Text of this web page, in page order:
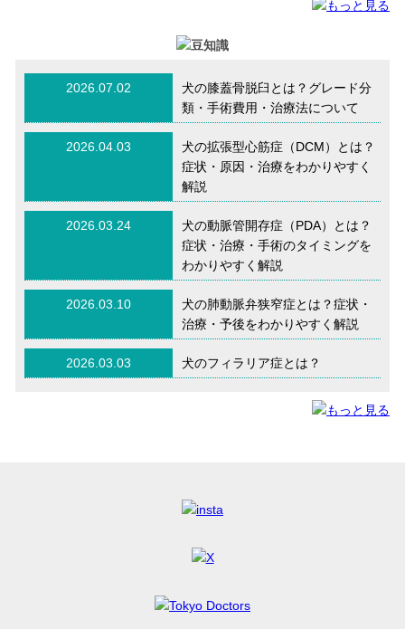
2026.07.02
犬の膝蓋骨脱臼とは？グレード分
類・手術費用・治療法について
2026.04.03
犬の拡張型心筋症（DCM）とは？
症状・原因・治療をわかりやすく
解説
2026.03.24
犬の動脈管開存症（PDA）とは？
症状・治療・手術のタイミングを
わかりやすく解説
2026.03.10
犬の肺動脈弁狭窄症とは？症状・
治療・予後をわかりやすく解説
2026.03.03 犬のフィラリア症とは？